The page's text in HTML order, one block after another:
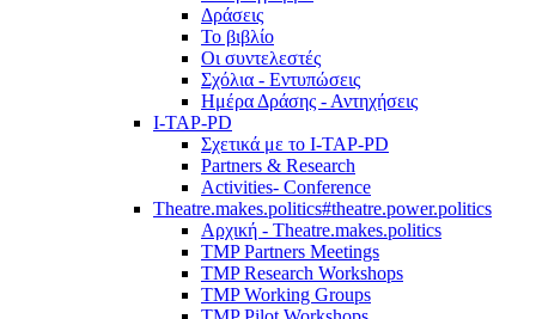
Δράσεις
Το βιβλίο
Οι συντελεστές
Σχόλια - Εντυπώσεις
Ημέρα Δράσης - Αντηχήσεις
I-TAP-PD
Σχετικά με το I-TAP-PD
Partners & Research
Activities- Conference
Theatre.makes.politics#theatre.power.politics
Αρχική - Theatre.makes.politics
TMP Partners Meetings
TMP Research Workshops
TMP Working Groups